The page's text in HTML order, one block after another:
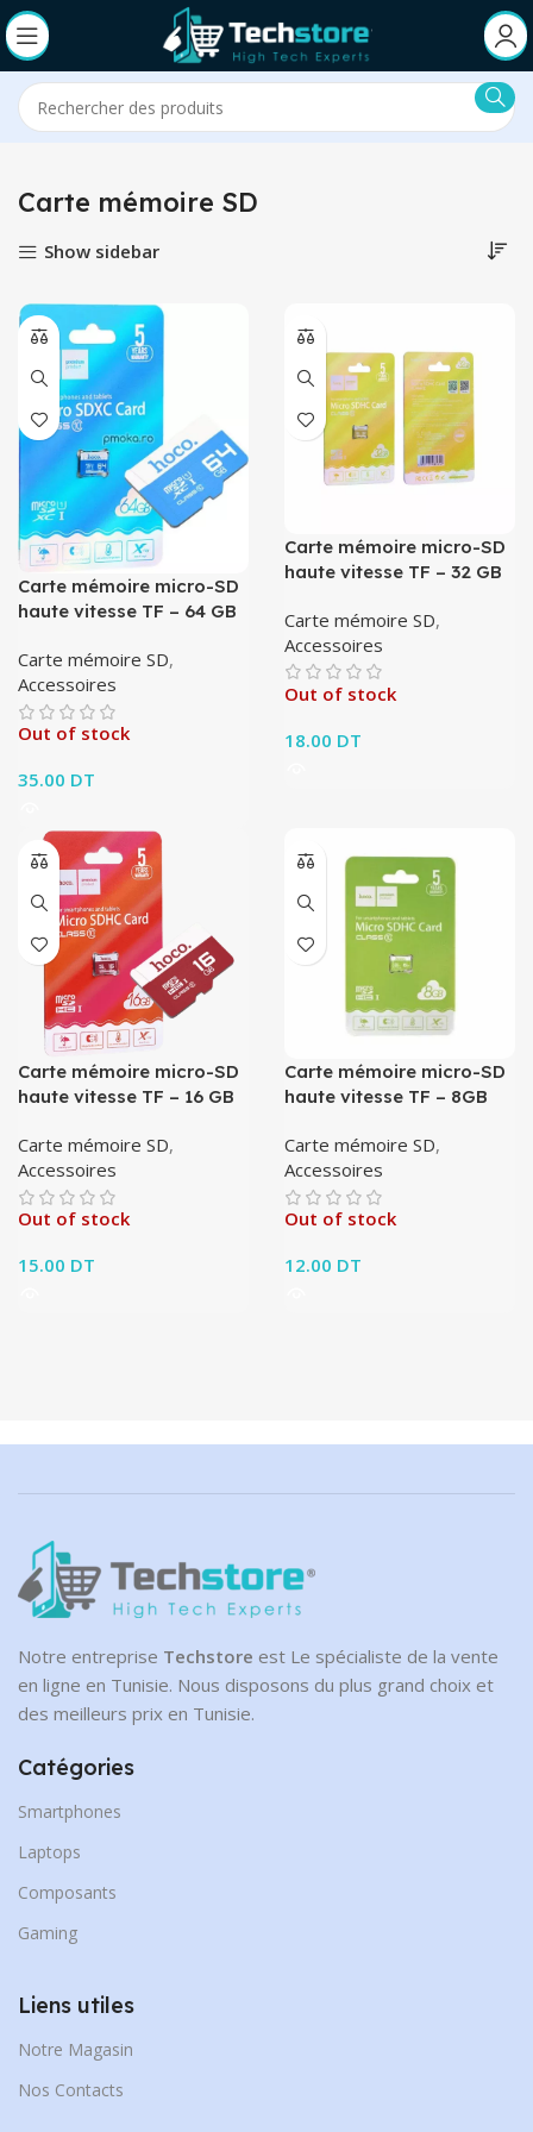
Carte mémoire SD
Show sidebar
Carte mémoire micro-SD
haute vitesse TF – 64 GB
Carte mémoire SD,
Accessoires
Out of stock
35.00 DT
Carte mémoire micro-SD
haute vitesse TF – 32 GB
Carte mémoire SD,
Accessoires
Out of stock
18.00 DT
Carte mémoire micro-SD
haute vitesse TF – 16 GB
Carte mémoire SD,
Accessoires
Out of stock
15.00 DT
Carte mémoire micro-SD
haute vitesse TF – 8GB
Carte mémoire SD,
Accessoires
Out of stock
12.00 DT
Notre entreprise Techstore est Le spécialiste de la vente
en ligne en Tunisie. Nous disposons du plus grand choix et
des meilleurs prix en Tunisie.
Catégories
Smartphones
Laptops
Composants
Gaming
Liens utiles
Notre Magasin
Nos Contacts